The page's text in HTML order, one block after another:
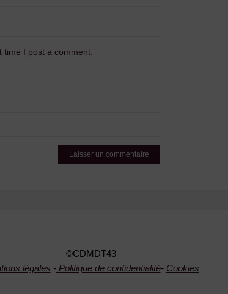
I post a comment.
©CDMDT43
légales -Politique de confidentialité- Cookies